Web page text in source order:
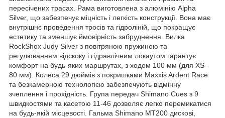
пересічених трасах. Рама виготовлена з алюмінію Alpha
Silver, що забезпечує міцність і легкість конструкції. Вона має
внутрішнє проведення тросів та гідроліній, що покращує
естетику та зменшує ймовірність забруднення. Вилка
RockShox Judy Silver з повітряною пружиною та
регулюванням відскоку і гідравлічним локаутом гарантує
комфорт на будь-яких маршрутах, з ходом 100 мм (для XS -
80 мм). Колеса 29 дюймів з покришками Maxxis Ardent Race
та безкамерною технологією забезпечують відмінну
зчеплення і прохідність. Група передач Shimano Cues з 9
швидкостями та касетою 11-46 дозволяє легко перемикатися
на будь-якій місцевості. Гальма Shimano MT200 дискові,